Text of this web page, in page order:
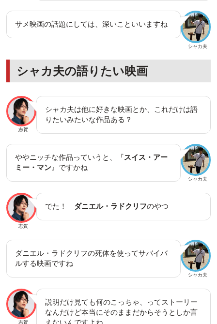
シャカ夫
サメ映画の話題にしては、深いこといいますね
シャカ夫の語りたい映画
志賀
シャカ夫は他に好きな映画とか、これだけは語
りたいみたいな作品ある？
シャカ夫
ややニッチな作品っていうと、『スイス・アー
ミー・マン』ですかね
志賀
でた！ ダニエル・ラドクリフのやつ
シャカ夫
ダニエル・ラドクリフの死体を使ってサバイバ
ルする映画ですね
志賀
説明だけ見ても何のこっちゃ、ってストーリー
なんだけど本当にそのままだからそうとしか言
えないんですよね